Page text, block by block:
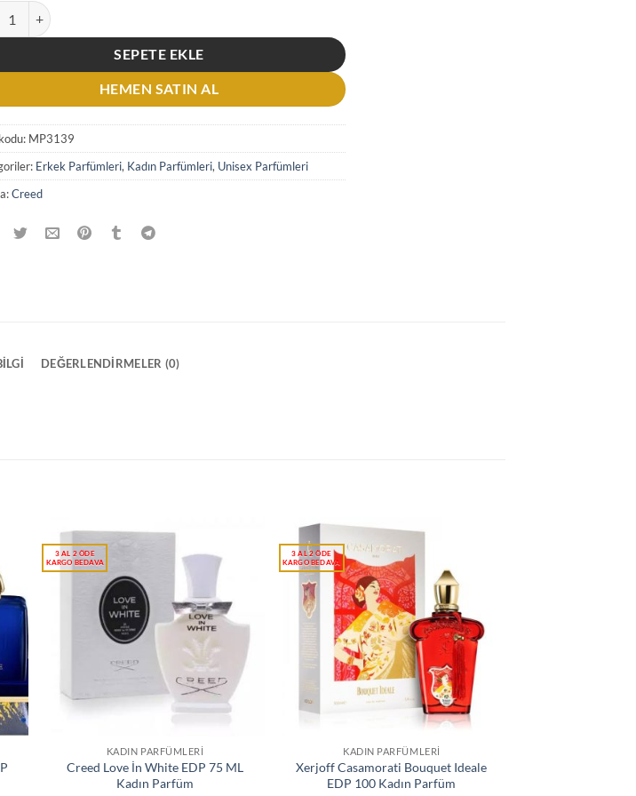
Millesime Imperial EDP 100 ML Unisex Parfüm adet
SEPETE EKLE
HEMEN SATIN AL
MP3139
Erkek Parfümleri, Kadın Parfümleri, Unisex Parfümleri
Creed
DEĞERLENDIRMELER (0)
KADIN PARFÜMLERI
Creed Love İn White EDP 75 ML
Kadın Parfüm
KADIN PARFÜMLERI
Xerjoff Casamorati Bouquet Ideale
EDP 100 Kadın Parfüm